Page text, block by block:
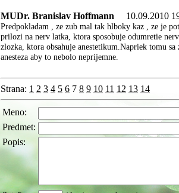
MUDr. Branislav Hoffmann 10.09.2010
Predpokladam , ze zub mal tak hlboky kaz , ze je
prilozi na nerv latka, ktora sposobuje odumretie
zlozka, ktora obsahuje anestetikum.Napriek tomu
anesteza aby to nebolo neprijemne.
Strana: 1 2 3 4 5 6 7 8 9 10 11 12 13 14
Meno:
Predmet:
Popis: